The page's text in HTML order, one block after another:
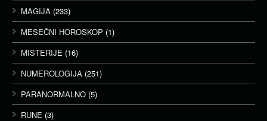
MAGIJA (233)
MESEČNI HOROSKOP (1)
MISTERIJE (16)
NUMEROLOGIJA (251)
PARANORMALNO (5)
RUNE (3)